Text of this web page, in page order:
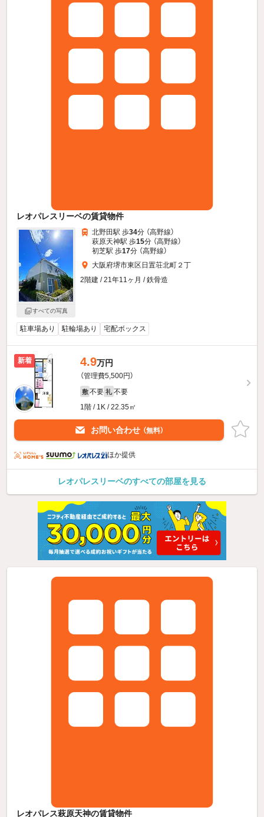
レオパレスリーベの賃貸物件
すべての写真
北野田駅 歩34分 （高野線）
萩原天神駅 歩15分 （高野線）
初芝駅 歩17分 （高野線）
大阪府堺市東区日置荘北町２丁
2階建 / 21年11ヶ月 / 鉄骨造
駐車場あり 駐輪場あり 宅配ボックス
新着 4.9万円
（管理費5,500円）
敷 不要 礼 不要
1階 / 1K / 22.35㎡
お問い合わせ （無料）
ほか提供
レオパレスリーベのすべての部屋を見る
レオパレス萩原天神の賃貸物件